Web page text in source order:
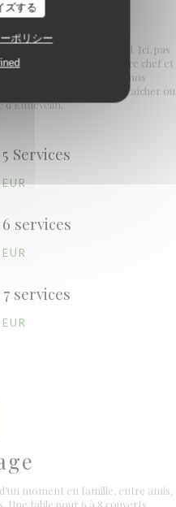
ズする
ポリシー
les soirs et les week-end. Ici, pas
la cuisine de notre chef et
et en collaboration avec nos
Jean Michel notre maraîcher ou
d'Ennevelin.
Services
services
services
moment en famille, entre amis,
Une table pour 6 à 8 couverts.